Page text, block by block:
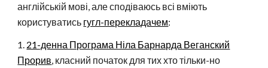
англійській мові, але сподіваюсь всі вміють
користуватись гугл-перекладачем:
1. 21-денна Програма Ніла Барнарда Веганский
Прорив, класний початок для тих хто тільки-но